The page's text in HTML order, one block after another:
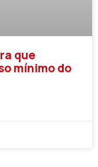
que
mínimo do